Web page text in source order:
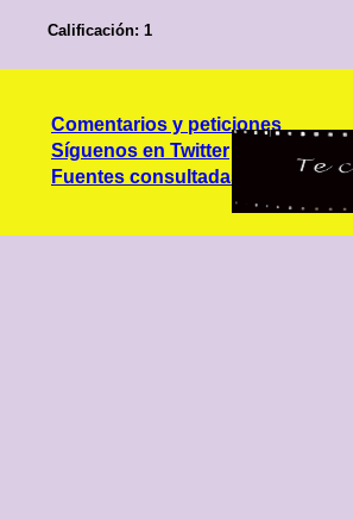
Calificación: 1
Comentarios y peticiones
Síguenos en Twitter
Fuentes consultadas